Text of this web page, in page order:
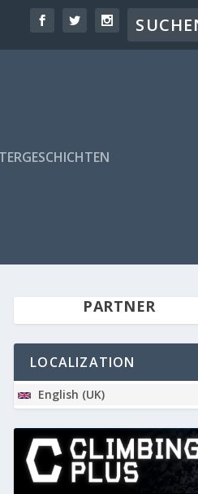
PARTNER
LOCALIZATION
English (UK)